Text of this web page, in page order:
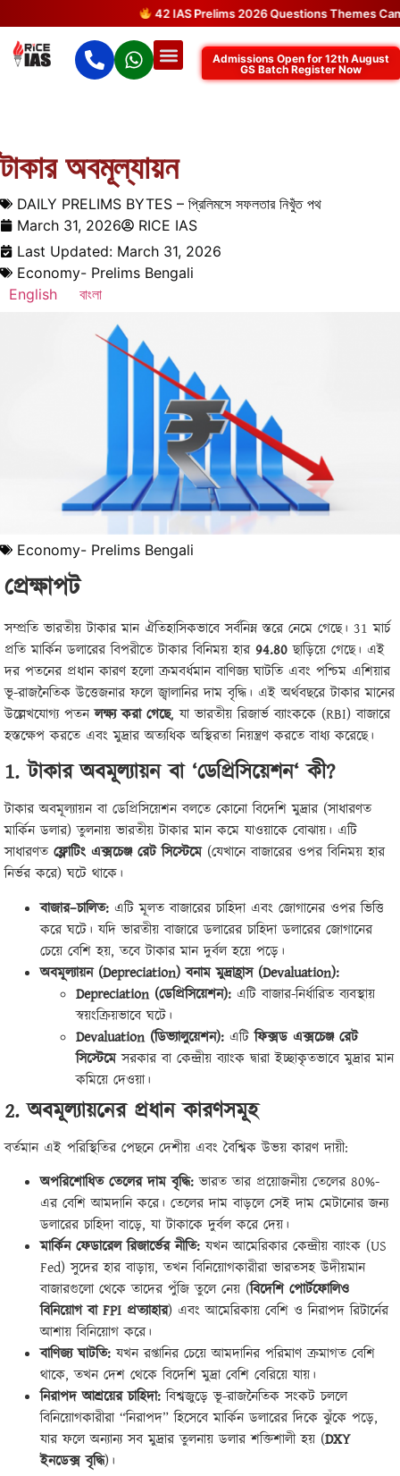
42 IAS Prelims 2026 Questions Themes
Admissions Open for 12th August
GS Batch Register Now
টাকার অবমূল্যায়ন
DAILY PRELIMS BYTES – প্রিলিমসে সফলতার নিখুঁত পথ
March 31, 2026
RICE IAS
Last Updated: March 31, 2026
Economy- Prelims Bengali
English
বাংলা
Economy- Prelims Bengali
প্রেক্ষাপট
সম্প্রতি ভারতীয় টাকার মান ঐতিহাসিকভাবে সর্বনিম্ন স্তরে নেমে গেছে। 31 মার্চ
প্রতি মার্কিন ডলারের বিপরীতে টাকার বিনিময় হার 94.80 ছাড়িয়ে গেছে। এই
দর পতনের প্রধান কারণ হলো ক্রমবর্ধমান বাণিজ্য ঘাটতি এবং পশ্চিম এশিয়ার
ভূ-রাজনৈতিক উত্তেজনার ফলে জ্বালানির দাম বৃদ্ধি। এই অর্থবছরে টাকার মানের
উল্লেখযোগ্য পতনলক্ষ্য করা গেছে, যা ভারতীয় রিজার্ভ ব্যাংককে (RBI) বাজারে
হস্তক্ষেপ করতে এবং মুদ্রার অত্যধিক অস্থিরতা নিয়ন্ত্রণ করতে বাধ্য করেছে।
1.টাকার অবমূল্যায়ন বা ‘ডেপ্রিসিয়েশন‘কী?
টাকার অবমূল্যায়ন বা ডেপ্রিসিয়েশন বলতে কোনো বিদেশি মুদ্রার (সাধারণত
মার্কিন ডলার) তুলনায় ভারতীয় টাকার মান কমে যাওয়াকে বোঝায়। এটি
সাধারণত ফ্লোটিং এক্সচেঞ্জ রেট সিস্টেমে(যেখানে বাজারের ওপর বিনিময় হার
নির্ভর করে) ঘটে থাকে।
বাজার–চালিত: এটি মূলত বাজারের চাহিদা এবং জোগানের ওপর ভিত্তি
করে ঘটে। যদি ভারতীয় বাজারে ডলারের চাহিদা ডলারের জোগানের
চেয়ে বেশি হয়, তবে টাকার মান দুর্বল হয়ে পড়ে।
অবমূল্যায়ন (Depreciation)বনাম মুদ্রাহ্রাস (Devaluation):
Depreciation (ডেপ্রিসিয়েশন): এটি বাজার-নির্ধারিত ব্যবস্থায়
স্বয়ংক্রিয়ভাবে ঘটে।
Devaluation (ডিভ্যালুয়েশন): এটিফিক্সড এক্সচেঞ্জ রেট
সিস্টেমেসরকার বা কেন্দ্রীয় ব্যাংক দ্বারা ইচ্ছাকৃতভাবে মুদ্রার মান
কমিয়ে দেওয়া।
2.অবমূল্যায়নের প্রধান কারণসমূহ
বর্তমান এই পরিস্থিতির পেছনে দেশীয় এবং বৈশ্বিক উভয় কারণ দায়ী:
অপরিশোধিত তেলের দাম বৃদ্ধি: ভারত তার প্রয়োজনীয় তেলের 80%-
এর বেশি আমদানি করে। তেলের দাম বাড়লে সেই দাম মেটানোর জন্য
ডলারের চাহিদা বাড়ে, যা টাকাকে দুর্বল করে দেয়।
মার্কিন ফেডারেল রিজার্ভের নীতি: যখন আমেরিকার কেন্দ্রীয় ব্যাংক (US
Fed) সুদের হার বাড়ায়, তখন বিনিয়োগকারীরা ভারতসহ উদীয়মান
বাজারগুলো থেকে তাদের পুঁজি তুলে নেয় (বিদেশি পোর্টফোলিও
বিনিয়োগ বাFPI প্রত্যাহার) এবং আমেরিকায় বেশি ও নিরাপদ রিটার্নের
আশায় বিনিয়োগ করে।
বাণিজ্য ঘাটতি: যখন রপ্তানির চেয়ে আমদানির পরিমাণ ক্রমাগত বেশি
থাকে, তখন দেশ থেকে বিদেশি মুদ্রা বেশি বেরিয়ে যায়।
নিরাপদ আশ্রয়ের চাহিদা: বিশ্বজুড়ে ভূ-রাজনৈতিক সংকট চললে
বিনিয়োগকারীরা “নিরাপদ” হিসেবে মার্কিন ডলারের দিকে ঝুঁকে পড়ে,
যার ফলে অন্যান্য সব মুদ্রার তুলনায় ডলার শক্তিশালী হয় (DXY
ইনডেক্স বৃদ্ধি)।